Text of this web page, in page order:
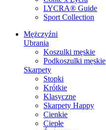
LYCRA® Guide
Sport Сollection
Mężczyźni
Ubrania
Koszulki męskie
Podkoszulki męskie
Skarpety
Stopki
Krótkie
Klasyczne
Skarpety Happy
Cienkie
Ciepłe